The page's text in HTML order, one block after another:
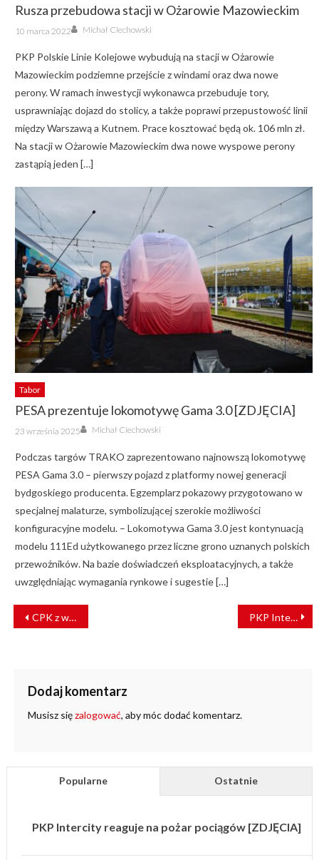
Rusza przebudowa stacji w Ożarowie Mazowieckim
Posted
on
10 marca 2022 Author
Michał Ciechowski
PKP Polskie Linie Kolejowe wybudują na stacji w Ożarowie
Mazowieckim podziemne przejście z windami oraz dwa nowe
perony. W ramach inwestycji wykonawca przebuduje tory,
usprawniając dojazd do stolicy, a także poprawi przepustowość linii
między Warszawą a Kutnem. Prace kosztować będą ok. 106 mln zł.
Na stacji w Ożarowie Mazowieckim dwa nowe wyspowe perony
zastąpią jeden […]
Tabor
PESA prezentuje lokomotywę Gama 3.0 [ZDJĘCIA]
Posted
on
23 września 2025 Author
Michał Ciechowski
Podczas targów TRAKO zaprezentowano najnowszą lokomotywę
PESA Gama 3.0 – pierwszy pojazd z platformy nowej generacji
bydgoskiego producenta. Egzemplarz pokazowy przygotowano w
specjalnej malaturze, symbolizującej szerokie możliwości
konfiguracyjne modelu. – Lokomotywa Gama 3.0 jest kontynuacją
modelu 111Ed użytkowanego przez liczne grono uznanych polskich
przewoźników. Na bazie doświadczeń eksploatacyjnych, a także
uwzględniając wymagania rynkowe i sugestie […]
NAWIGACJA
WPISU
CPK z wnioskiem o decyzję lokalizacyjną PKP Intercity ogłosiło przetarg na nowy system zarządzania rozkładem jazdy
Dodaj komentarz
Musisz sięzalogować, aby móc dodać komentarz.
Popularne Ostatnie
PKP Intercity reaguje na pożar pociągów [ZDJĘCIA]